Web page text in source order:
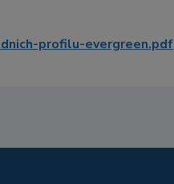
profilu-evergreen.pdf